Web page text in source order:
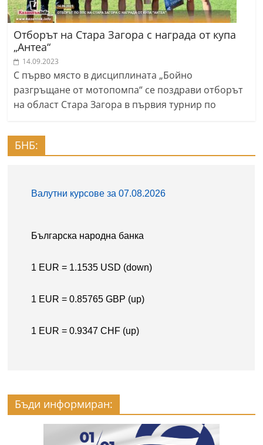
Отборът на Стара Загора с награда от купа
„Антеа“
14.09.2023
С първо място в дисциплината „Бойно
разгръщане от мотопомпа“ се поздрави отборът
на област Стара Загора в първия турнир по
БНБ:
Бъди информиран: